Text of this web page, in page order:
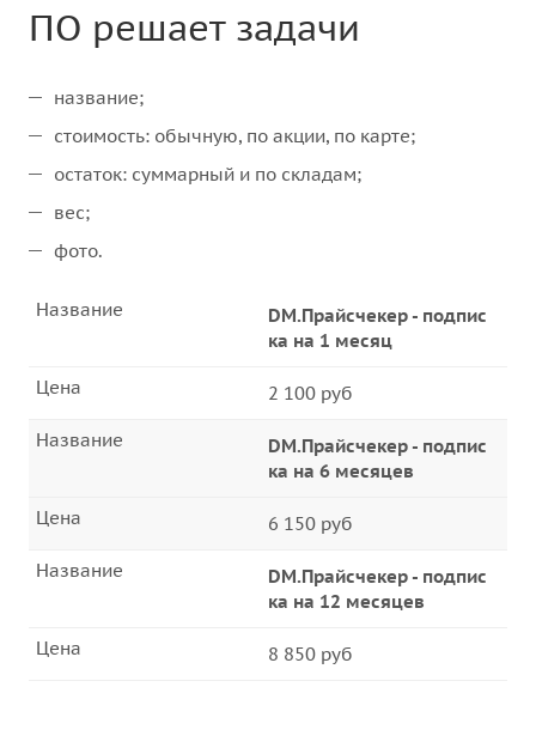
ПО решает задачи
название;
стоимость: обычную, по акции, по карте;
остаток: суммарный и по складам;
вес;
фото.
DM.Прайсчекер - подпис
ка на 1 месяц
Название
2 100 руб
Цена
DM.Прайсчекер - подпис
ка на 6 месяцев
Название
6 150 руб
Цена
DM.Прайсчекер - подпис
ка на 12 месяцев
Название
8 850 руб
Цена